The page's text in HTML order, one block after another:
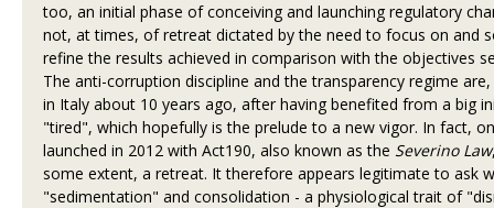
too, an initial phase of conceiving and launching regulatory
not, at times, of retreat dictated by the need to focus on and
refine the results achieved in comparison with the objectives
The anti-corruption discipline and the transparency regime
in Italy about 10 years ago, after having benefited from a big
"tired", which hopefully is the prelude to a new vigor. In fact,
launched in 2012 with Act190, also known as the Severino Law
some extent, a retreat. It therefore appears legitimate to
"sedimentation" and consolidation - a physiological trait of